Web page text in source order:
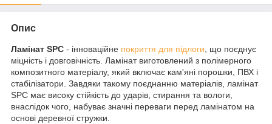
Опис
Ламінат SPC - інноваційне покриття для підлоги, що поєднує
міцність і довговічність. Ламінат виготовлений з полімерного
композитного матеріалу, який включає кам'яні порошки, ПВХ і
стабілізатори. Завдяки такому поєднанню матеріалів, ламінат
SPC має високу стійкість до ударів, стирання та вологи,
внаслідок чого, набуває значні переваги перед ламінатом на
основі деревної стружки.